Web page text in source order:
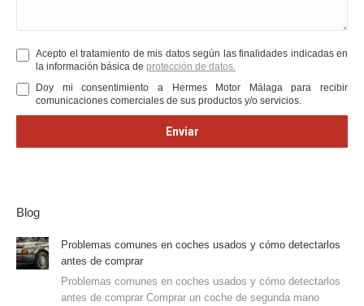
Acepto el tratamiento de mis datos según las finalidades indicadas en
la información básica de protección de datos.
Doy mi consentimiento a Hermes Motor Málaga para recibir
comunicaciones comerciales de sus productos y/o servicios.
Blog
Problemas comunes en coches usados y cómo detectarlos
antes de comprar
Problemas comunes en coches usados y cómo detectarlos
antes de comprar Comprar un coche de segunda mano